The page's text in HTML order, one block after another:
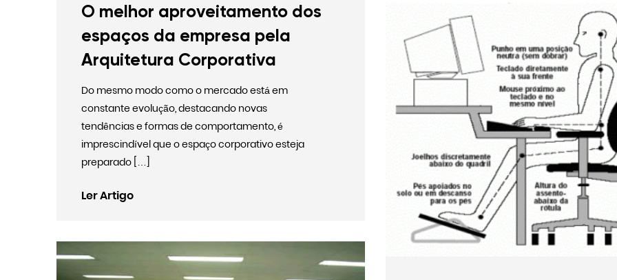
O melhor aproveitamento dos
espaços da empresa pela
Arquitetura Corporativa
Do mesmo modo como o mercado está em
constante evolução, destacando novas
tendências e formas de comportamento, é
imprescindível que o espaço corporativo esteja
preparado […]
Ler Artigo